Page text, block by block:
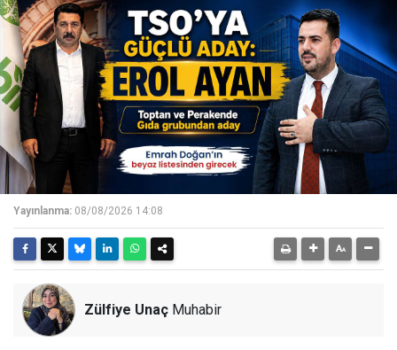
Yayınlanma: 08/08/2026 14:08
Zülfiye Unaç Muhabir